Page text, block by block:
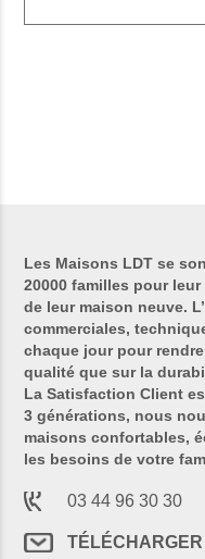
Les Maisons LDT se
20000 familles pour
de leur maison neuve.
commerciales,
chaque jour pour
qualité que sur la
La Satisfaction Client
3 générations, nous
maisons confortables,
les besoins de votre
03 44 96 30 30